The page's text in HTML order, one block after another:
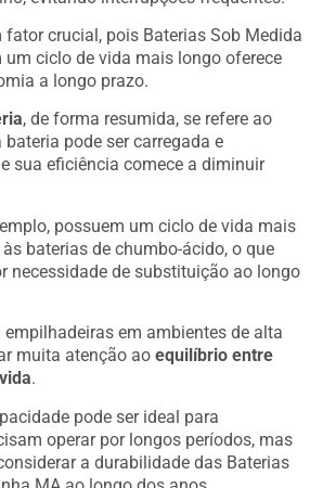
fator crucial, pois Baterias Sob Medida
ciclo de vida mais longo oferece
a longo prazo.
, de forma resumida, se refere ao
pode ser carregada e
sua eficiência comece a diminuir
possuem um ciclo de vida mais
baterias de chumbo-ácido, o que
necessidade de substituição ao longo
em ambientes de alta
muita atenção ao equilíbrio entre
pode ser ideal para
operar por longos períodos, mas
a durabilidade das Baterias
MA ao longo dos anos.